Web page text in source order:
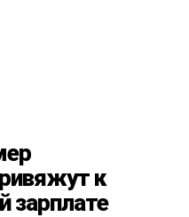
к
зарплате